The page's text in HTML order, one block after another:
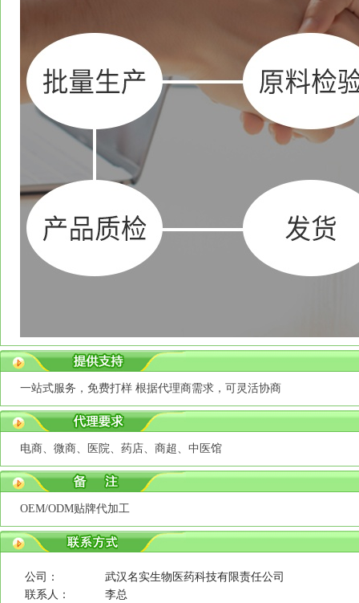
一站式服务，免费打样 根据代理商需求，可灵活协商
电商、微商、医院、药店、商超、中医馆
OEM/ODM贴牌代加工
公司：
武汉名实生物医药科技有限责任公司
联系人：
李总